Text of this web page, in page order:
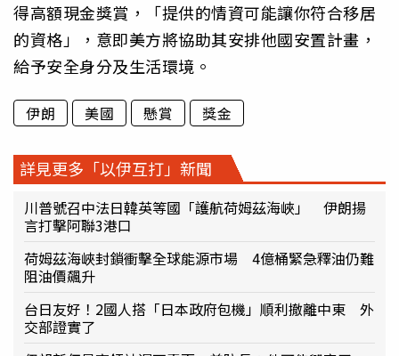
得高額現金獎賞，「提供的情資可能讓你符合移居
的資格」，意即美方將協助其安排他國安置計畫，
給予安全身分及生活環境。
伊朗 美國 懸賞 獎金
詳見更多「以伊互打」新聞
川普號召中法日韓英等國「護航荷姆茲海峽」 伊朗揚
言打擊阿聯3港口
荷姆茲海峽封鎖衝擊全球能源市場 4億桶緊急釋油仍難
阻油價飆升
台日友好！2國人搭「日本政府包機」順利撤離中東 外
交部證實了